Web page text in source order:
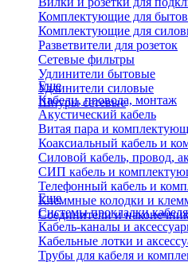
Комплектующие для
Комплектующие для
Разветвители для розеток
Сетевые фильтры
Удлинители бытовые
Удлинители силовые
Шнуры сетевые
Еще
Кабели, провода, монтаж
Акустический кабель
Витая пара и
Коаксиальный кабель и
Силовой кабель, провод,
СИП кабель и
Телефонный кабель и
Клеммные колодки и
Соединители и
Еще
Системы прокладки кабеля
Кабель-каналы и
Кабельные лотки и
Трубы для кабеля и